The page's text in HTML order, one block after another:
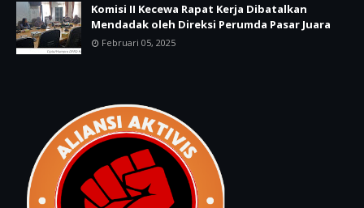
Komisi II Kecewa Rapat Kerja Dibatalkan
Mendadak oleh Direksi Perumda Pasar Juara
Februari 05, 2025